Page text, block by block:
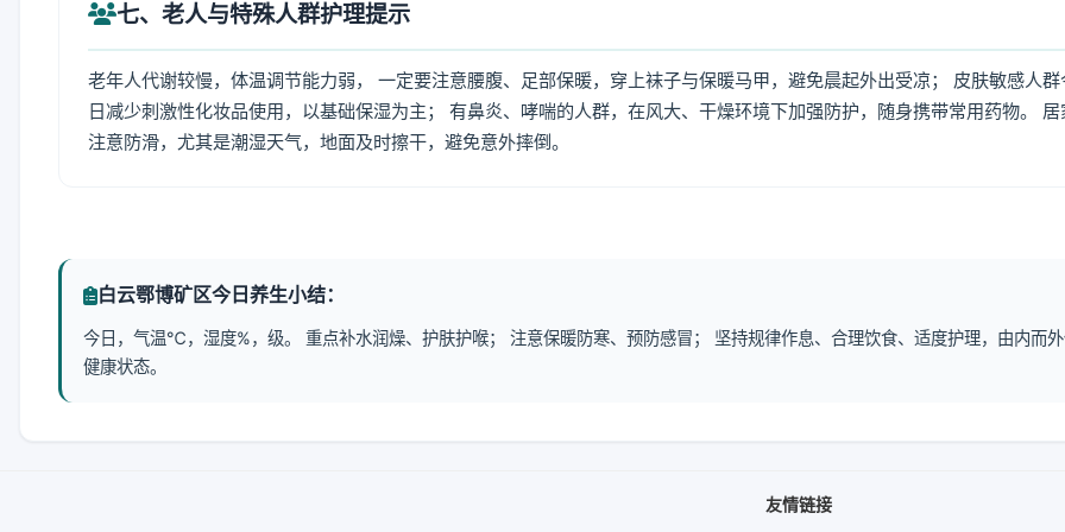
七、老人与特殊人群护理提示
老年人代谢较慢，体温调节能力弱， 一定要注意腰腹、足部保暖，穿上袜子与保暖马甲，避免晨起外出受凉； 皮肤敏感人群
日减少刺激性化妆品使用，以基础保湿为主； 有鼻炎、哮喘的人群，在风大、干燥环境下加强防护，随身携带常用药物。 居
注意防滑，尤其是潮湿天气，地面及时擦干，避免意外摔倒。
白云鄂博矿区今日养生小结：
今日，气温℃，湿度%，级。 重点补水润燥、护肤护喉； 注意保暖防寒、预防感冒； 坚持规律作息、合理饮食、适度护理，由内而
健康状态。
友情链接